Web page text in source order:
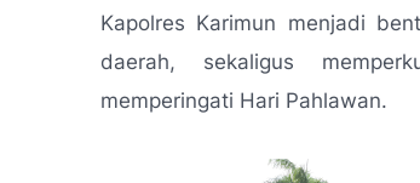
Kapolres Karimun menjadi
daerah, sekaligus
memperingati Hari Pahlawan.